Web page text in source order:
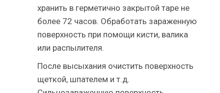
хранить в герметично закрытой таре не
более 72 часов. Обработать зараженную
поверхность при помощи кисти, валика
или распылителя.
После высыхания очистить поверхность
щеткой, шпателем и т.д.